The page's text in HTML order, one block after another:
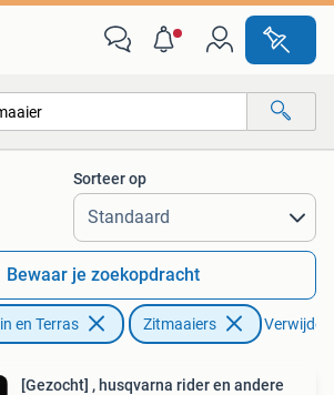
Alle afstanden…
Sorteer op
Bewaar je zoekopdracht
en Terras Zitmaaiers Verwijder
[Gezocht] , husqvarna rider en andere